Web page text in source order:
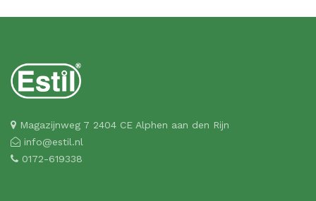
Magazijnweg 7 2404 CE Alphen aan den Rijn
info@estil.nl
0172-619338